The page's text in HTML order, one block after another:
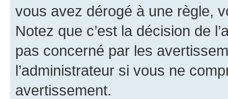
vous avez dérogé à une règle,
Notez que c’est la décision de
pas concerné par les
l’administrateur si vous ne
avertissement.